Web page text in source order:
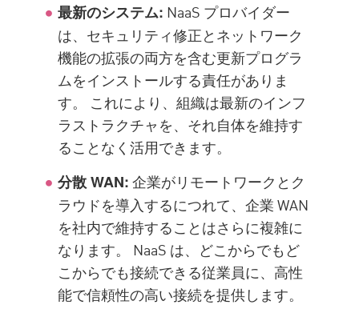
最新のシステム: NaaS プロバイダー
は、セキュリティ修正とネットワーク
機能の拡張の両方を含む更新プログラ
ムをインストールする責任がありま
す。 これにより、組織は最新のインフ
ラストラクチャを、それ自体を維持す
ることなく活用できます。
分散 WAN:企業がリモートワークとク
ラウドを導入するにつれて、企業 WAN
を社内で維持することはさらに複雑に
なります。 NaaS は、どこからでもど
こからでも接続できる従業員に、高性
能で信頼性の高い接続を提供します。